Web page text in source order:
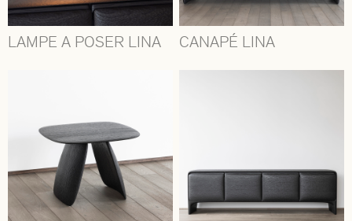
LAMPE A POSER LINA CANAPÉ LINA